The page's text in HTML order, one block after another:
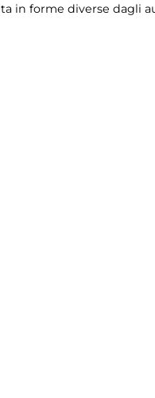
in forme diverse dagli